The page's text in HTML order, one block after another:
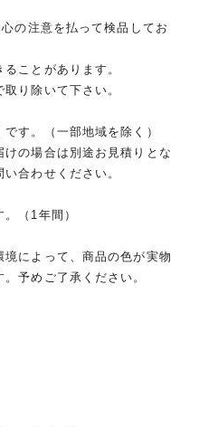
の注意を払って検品してお
ことがあります。
り除いて下さい。
す。（一部地域を除く）
の場合は別途お見積りとな
合わせください。
（1年間）
によって、商品の色が実物
予めご了承ください。